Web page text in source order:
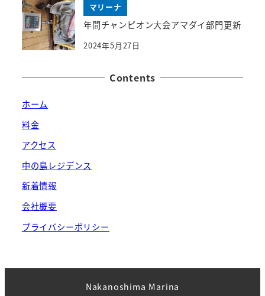
マリーナ
年間チャンピオン大会アマダイ部門更新
2024年5月27日
Contents
ホーム
料金
アクセス
中の島レジデンス
新着情報
会社概要
プライバシーポリシー
Nakanoshima Marina